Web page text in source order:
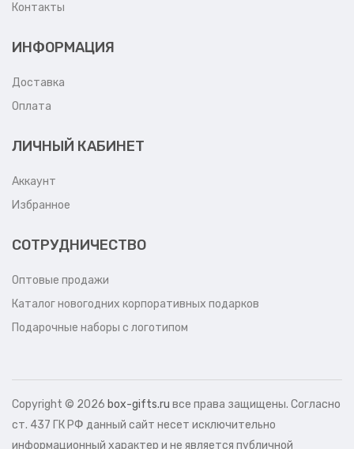
Контакты
ИНФОРМАЦИЯ
Доставка
Оплата
ЛИЧНЫЙ КАБИНЕТ
Аккаунт
Избранное
СОТРУДНИЧЕСТВО
Оптовые продажи
Каталог новогодних корпоративных подарков
Подарочные наборы с логотипом
Copyright © 2026 box-gifts.ru все права защищены. Согласно
ст. 437 ГК РФ данный сайт несет исключительно
информационный характер и не является публичной